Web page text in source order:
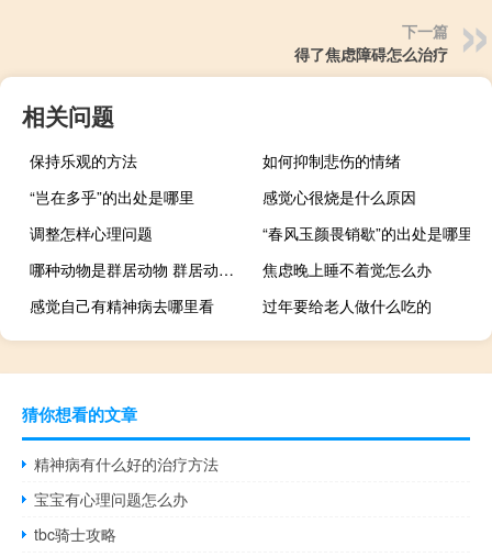
下一篇
得了焦虑障碍怎么治疗
相关问题
保持乐观的方法
如何抑制悲伤的情绪
“岂在多乎”的出处是哪里
感觉心很烧是什么原因
调整怎样心理问题
“春风玉颜畏销歇”的出处是哪里
哪种动物是群居动物 群居动物有多少种主要的有哪些
焦虑晚上睡不着觉怎么办
感觉自己有精神病去哪里看
过年要给老人做什么吃的
猜你想看的文章
精神病有什么好的治疗方法
宝宝有心理问题怎么办
tbc骑士攻略